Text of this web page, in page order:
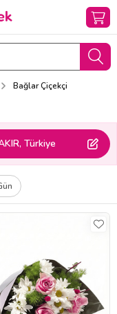
Bağlar Çiçekçi
Türkiye